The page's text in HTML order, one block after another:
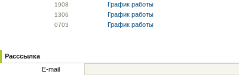
1908 График работы
1306 График работы
0703 График работы
Расссылка
E-mail